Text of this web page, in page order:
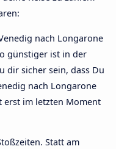
nach Longarone
günstiger ist in der
dir sicher sein, dass Du
nach Longarone
erst im letzten Moment
Statt am